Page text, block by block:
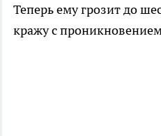
Теперь ему грозит до
кражу с